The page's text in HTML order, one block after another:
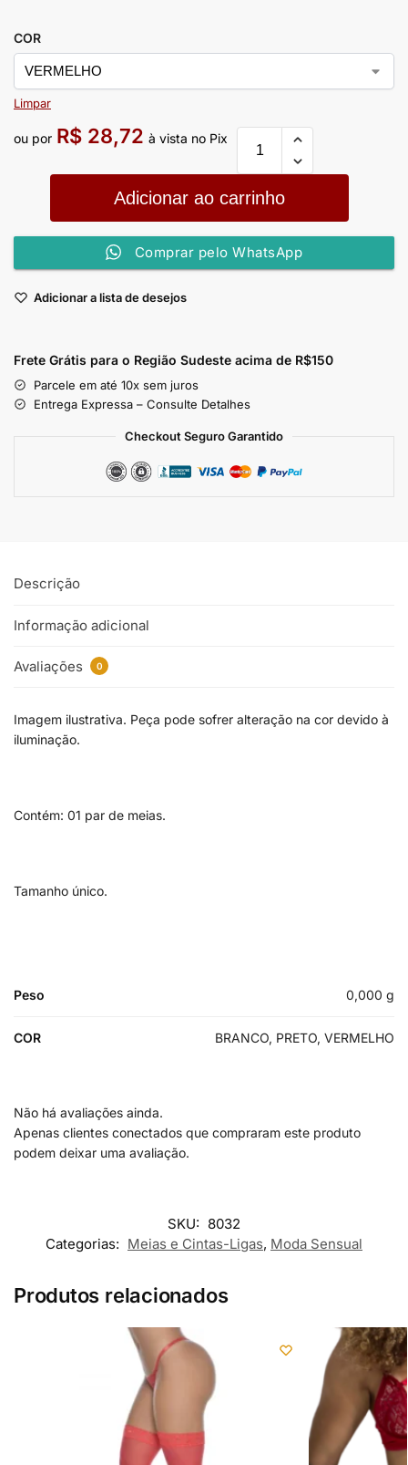
COR
Limpar
ou por R$ 28,72 à vista no Pix
Adicionar ao carrinho
Comprar pelo WhatsApp
Adicionar a lista de desejos
Frete Grátis para o Região Sudeste acima de R$150
Parcele em até 10x sem juros
Entrega Expressa – Consulte Detalhes
Checkout Seguro Garantido
Descrição
Informação adicional
Avaliações 0
Imagem ilustrativa. Peça pode sofrer alteração na cor devido à
iluminação.
Contém: 01 par de meias.
Tamanho único.
Peso 0,000 g
COR BRANCO, PRETO, VERMELHO
Não há avaliações ainda.
Apenas clientes conectados que compraram este produto
podem deixar uma avaliação.
SKU: 8032
Categorias: Meias e Cintas-Ligas, Moda Sensual
Produtos relacionados